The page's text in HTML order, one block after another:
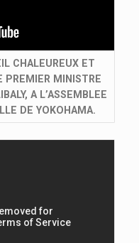
CHALEUREUX ET
PREMIER MINISTRE
A L’ASSEMBLEE
DE YOKOHAMA.